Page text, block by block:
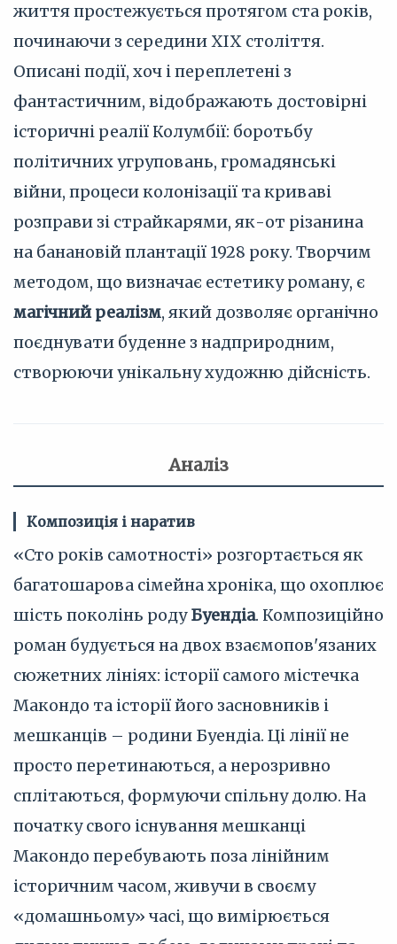
життя простежується протягом ста років,
починаючи з середини XIX століття.
Описані події, хоч і переплетені з
фантастичним, відображають достовірні
історичні реалії Колумбії: боротьбу
політичних угруповань, громадянські
війни, процеси колонізації та криваві
розправи зі страйкарями, як-от різанина
на банановій плантації 1928 року. Творчим
методом, що визначає естетику роману, є
магічний реалізм, який дозволяє органічно
поєднувати буденне з надприродним,
створюючи унікальну художню дійсність.
Аналіз
Композиція і наратив
«Сто років самотності» розгортається як
багатошарова сімейна хроніка, що охоплює
шість поколінь родуБуендіа. Композиційно
роман будується на двох взаємопов'язаних
сюжетних лініях: історії самого містечка
Макондо та історії його засновників і
мешканців – родини Буендіа. Ці лінії не
просто перетинаються, а нерозривно
сплітаються, формуючи спільну долю. На
початку свого існування мешканці
Макондо перебувають поза лінійним
історичним часом, живучи в своєму
«домашньому» часі, що вимірюється